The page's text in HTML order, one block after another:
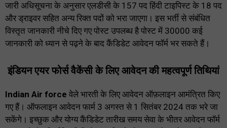
जारी अधिसूचना के अनुसार एलडीसी के 157 पद हिंदी टाइपिस्ट के 18 पद
और ड्राइवर सहित अन्य रिक्त पदों को भरा जाएगा। इस भर्ती से संबंधित
विस्तृत जानकारी नीचे दिए गए पोस्ट उपलब्ध है पोस्ट में 30000 कई
जानकारी को ध्यान से पढ़ने के बाद कैंडिडेट आवेदन फॉर्म भर सकते हैं।
इंडियन एयर फोर्स वैकेंसी के लिए आवेदन की महत्वपूर्ण तिथियां
Indian Air force वेले भारती के लिए आवेदन ऑफ़लाइन आमंत्रित किए
गए हैं। ऑफलाइन आवेदन फार्म 3 अगस्त से 1 सितंबर 2024 तक भरे जा
सकेंगे। इच्छुक और योग्य कैंडिडेट तारीख समय सेवा के भीतर आवेदन फॉर्म